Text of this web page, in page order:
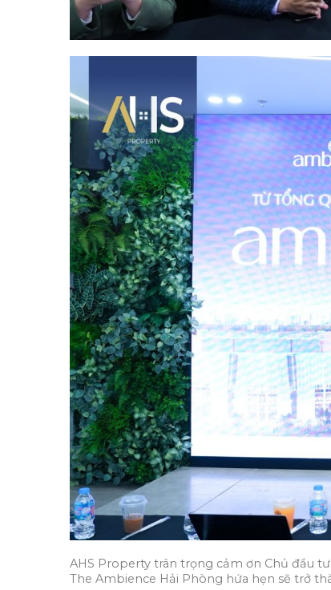
AHS Property trân trọng cảm ơn Chủ đầu
The Ambience Hải Phòng hứa hẹn sẽ trở